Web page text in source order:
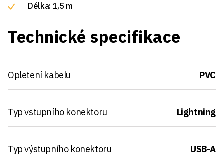
Délka: 1,5 m
Technické specifikace
Opletení kabelu PVC
Typ vstupního konektoru Lightning
Typ výstupního konektoru USB-A